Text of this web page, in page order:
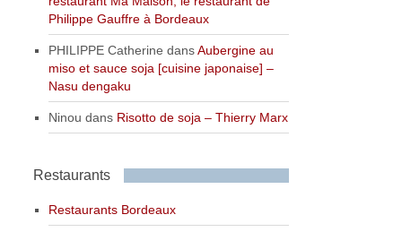
Philippe Gauffre à Bordeaux
PHILIPPE Catherine dansAubergine au
miso et sauce soja [cuisine japonaise] –
Nasu dengaku
Ninou dans Risotto de soja – Thierry Marx
Restaurants
Restaurants Bordeaux